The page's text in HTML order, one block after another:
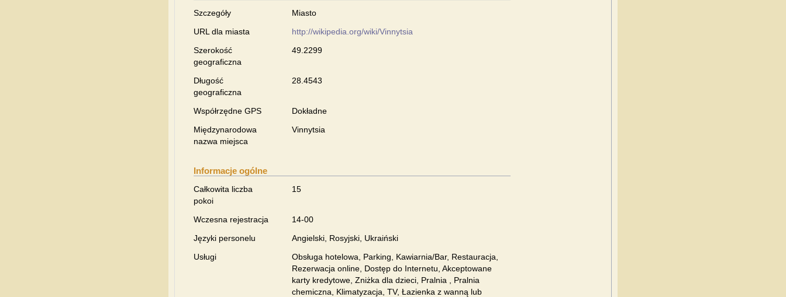
Szczegóły
Miasto
URL dla miasta
http://wikipedia.org/wiki/Vinnytsia
Szerokość
geograficzna
49.2299
Długość
geograficzna
28.4543
Współrzędne GPS
Dokładne
Międzynarodowa
nazwa miejsca
Vinnytsia
Informacje ogólne
Całkowita liczba
pokoi
15
Wczesna rejestracja
14-00
Języki personelu
Angielski, Rosyjski, Ukraiński
Usługi
Obsługa hotelowa, Parking, Kawiarnia/Bar, Restauracja,
Rezerwacja online, Dostęp do Internetu, Akceptowane
karty kredytowe, Zniżka dla dzieci, Pralnia , Pralnia
chemiczna, Klimatyzacja, TV, Łazienka z wanną lub